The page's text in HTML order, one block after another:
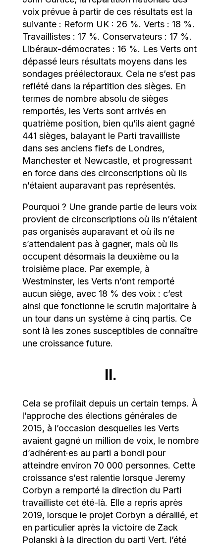
voix prévue à partir de ces résultats est la
suivante : Reform UK : 26 %. Verts : 18 %.
Travaillistes : 17 %. Conservateurs : 17 %.
Libéraux-démocrates : 16 %. Les Verts ont
dépassé leurs résultats moyens dans les
sondages préélectoraux. Cela ne s’est pas
reflété dans la répartition des sièges. En
termes de nombre absolu de sièges
remportés, les Verts sont arrivés en
quatrième position, bien qu’ils aient gagné
441 sièges, balayant le Parti travailliste
dans ses anciens fiefs de Londres,
Manchester et Newcastle, et progressant
en force dans des circonscriptions où ils
n’étaient auparavant pas représentés.
Pourquoi ? Une grande partie de leurs voix
provient de circonscriptions où ils n’étaient
pas organisés auparavant et où ils ne
s’attendaient pas à gagner, mais où ils
occupent désormais la deuxième ou la
troisième place. Par exemple, à
Westminster, les Verts n’ont remporté
aucun siège, avec 18 % des voix : c’est
ainsi que fonctionne le scrutin majoritaire à
un tour dans un système à cinq partis. Ce
sont là les zones susceptibles de connaître
une croissance future.
II.
Cela se profilait depuis un certain temps. À
l’approche des élections générales de
2015, à l’occasion desquelles les Verts
avaient gagné un million de voix, le nombre
d’adhérent·es au parti a bondi pour
atteindre environ 70 000 personnes. Cette
croissance s’est ralentie lorsque Jeremy
Corbyn a remporté la direction du Parti
travailliste cet été-là. Elle a repris après
2019, lorsque le projet Corbyn a déraillé, et
en particulier après la victoire de Zack
Polanski à la direction du parti Vert, l’été